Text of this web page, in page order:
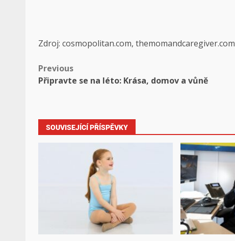
Zdroj: cosmopolitan.com, themomandcaregiver.com
Previous
Připravte se na léto: Krása, domov a vůně
SOUVISEJÍCÍ PŘÍSPĚVKY